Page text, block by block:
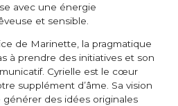
avec une énergie
et sensible.
de Marinette, la pragmatique
à prendre des initiatives et son
Cyrielle est le cœur
supplément d’âme. Sa vision
des idées originales